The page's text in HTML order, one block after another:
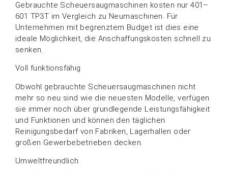
Gebrauchte Scheuersaugmaschinen kosten nur 401–
601 TP3T im Vergleich zu Neumaschinen. Für
Unternehmen mit begrenztem Budget ist dies eine
ideale Möglichkeit, die Anschaffungskosten schnell zu
senken.
Voll funktionsfähig
Obwohl gebrauchte Scheuersaugmaschinen nicht
mehr so neu sind wie die neuesten Modelle, verfügen
sie immer noch über grundlegende Leistungsfähigkeit
und Funktionen und können den täglichen
Reinigungsbedarf von Fabriken, Lagerhallen oder
großen Gewerbebetrieben decken.
Umweltfreundlich